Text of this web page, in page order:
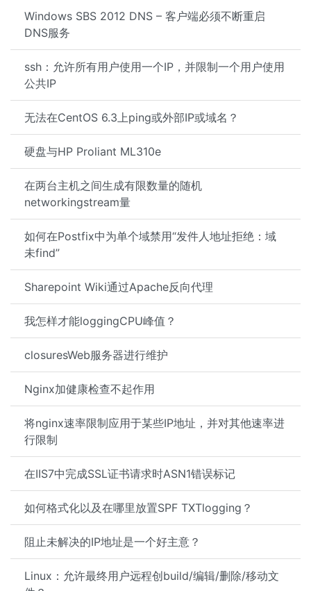
Windows SBS 2012 DNS – 客户端必须不断重启
DNS服务
ssh：允许所有用户使用一个IP，并限制一个用户使用
公共IP
无法在CentOS 6.3上ping或外部IP或域名？
硬盘与HP Proliant ML310e
在两台主机之间生成有限数量的随机
networkingstream量
如何在Postfix中为单个域禁用“发件人地址拒绝：域
未find”
Sharepoint Wiki通过Apache反向代理
我怎样才能loggingCPU峰值？
closuresWeb服务器进行维护
Nginx加健康检查不起作用
将nginx速率限制应用于某些IP地址，并对其他速率进
行限制
在IIS7中完成SSL证书请求时ASN1错误标记
如何格式化以及在哪里放置SPF TXTlogging？
阻止未解决的IP地址是一个好主意？
Linux：允许最终用户远程创build/编辑/删除/移动文